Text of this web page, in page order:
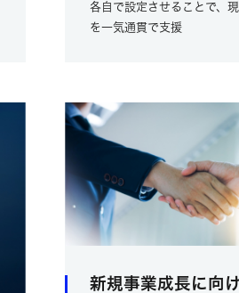
各自で設定させることで、
を一気通貫で支援
新規事業成長に向